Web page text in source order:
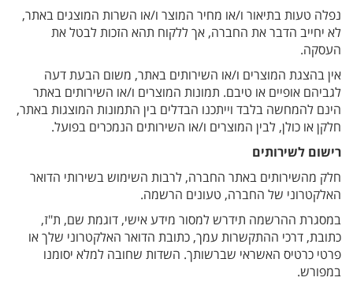
נפלה טעות בתיאור ו/או מחיר המוצר ו/או השרות המוצגים באתר,
לא יחייב הדבר את החברה, אך ללקוח תהא הזכות לבטל את
העסקה.
אין בהצגת המוצרים ו/או השירותים באתר, משום הבעת דעה
לגביהם אופיים או טיבם. תמונות המוצרים ו/או השירותים באתר
הינם להמחשה בלבד וייתכנו הבדלים בין התמונות המוצגות באתר,
חלקן או כולן, לבין המוצרים ו/או השירותים הנמכרים בפועל.
רישום לשירותים
חלק מהשירותים באתר החברה, לרבות השימוש בשירותי הדואר
האלקטרוני של החברה, טעונים הרשמה.
במסגרת ההרשמה תידרש למסור מידע אישי, דוגמת שם, ת"ז,
כתובת, דרכי ההתקשרות עמך, כתובת הדואר האלקטרוני שלך או
פרטי כרטיס האשראי שברשותך. השדות שחובה למלא יסומנו
במפורש.